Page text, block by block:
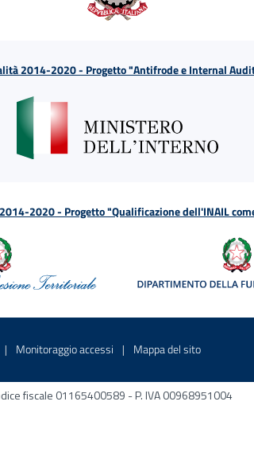
2014-2020 - Progetto "Antifrode e Internal
2020 - Progetto "Qualificazione dell'INAIL
Sito interno - Apre in una nuova finestra
Monitoraggio accessi Sito interno - Apre in una
Mappa del sitoSito
fiscale 01165400589 - P. IVA 00968951004